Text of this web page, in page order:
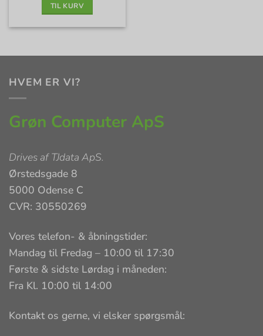
TIL KURV
HVEM ER VI?
Grøn Computer ApS
Drives afTJdata ApS.
Ørstedsgade 8
5000 Odense C
CVR: 30550269
Vores telefon- & åbningstider:
Mandag til Fredag – 10:00 til 17:30
Første & sidste Lørdag i måneden:
Fra Kl. 10:00 til 14:00
Kontakt os gerne, vi elsker spørgsmål: